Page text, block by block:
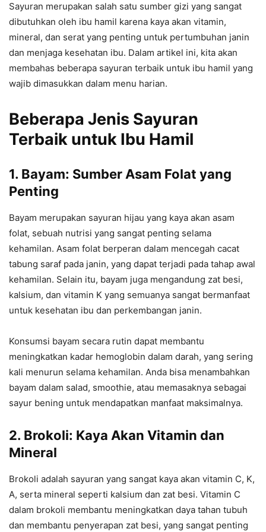
Sayuran merupakan salah satu sumber gizi yang sangat
dibutuhkan oleh ibu hamil karena kaya akan vitamin,
mineral, dan serat yang penting untuk pertumbuhan janin
dan menjaga kesehatan ibu. Dalam artikel ini, kita akan
membahas beberapa sayuran terbaik untuk ibu hamil yang
wajib dimasukkan dalam menu harian.
Beberapa Jenis Sayuran
Terbaik untuk Ibu Hamil
1. Bayam: Sumber Asam Folat yang
Penting
Bayam merupakan sayuran hijau yang kaya akan asam
folat, sebuah nutrisi yang sangat penting selama
kehamilan. Asam folat berperan dalam mencegah cacat
tabung saraf pada janin, yang dapat terjadi pada tahap awal
kehamilan. Selain itu, bayam juga mengandung zat besi,
kalsium, dan vitamin K yang semuanya sangat bermanfaat
untuk kesehatan ibu dan perkembangan janin.
Konsumsi bayam secara rutin dapat membantu
meningkatkan kadar hemoglobin dalam darah, yang sering
kali menurun selama kehamilan. Anda bisa menambahkan
bayam dalam salad, smoothie, atau memasaknya sebagai
sayur bening untuk mendapatkan manfaat maksimalnya.
2. Brokoli: Kaya Akan Vitamin dan
Mineral
Brokoli adalah sayuran yang sangat kaya akan vitamin C, K,
A, serta mineral seperti kalsium dan zat besi. Vitamin C
dalam brokoli membantu meningkatkan daya tahan tubuh
dan membantu penyerapan zat besi, yang sangat penting